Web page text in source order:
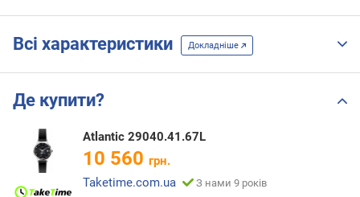
Всі характеристики Докладніше
Де купити?
Atlantic 29040.41.67L
10 560 грн.
Taketime.com.ua
З нами 9 років